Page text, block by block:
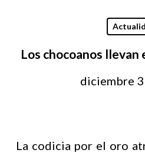
Los chocoanos llevan
diciembre
La codicia por el oro